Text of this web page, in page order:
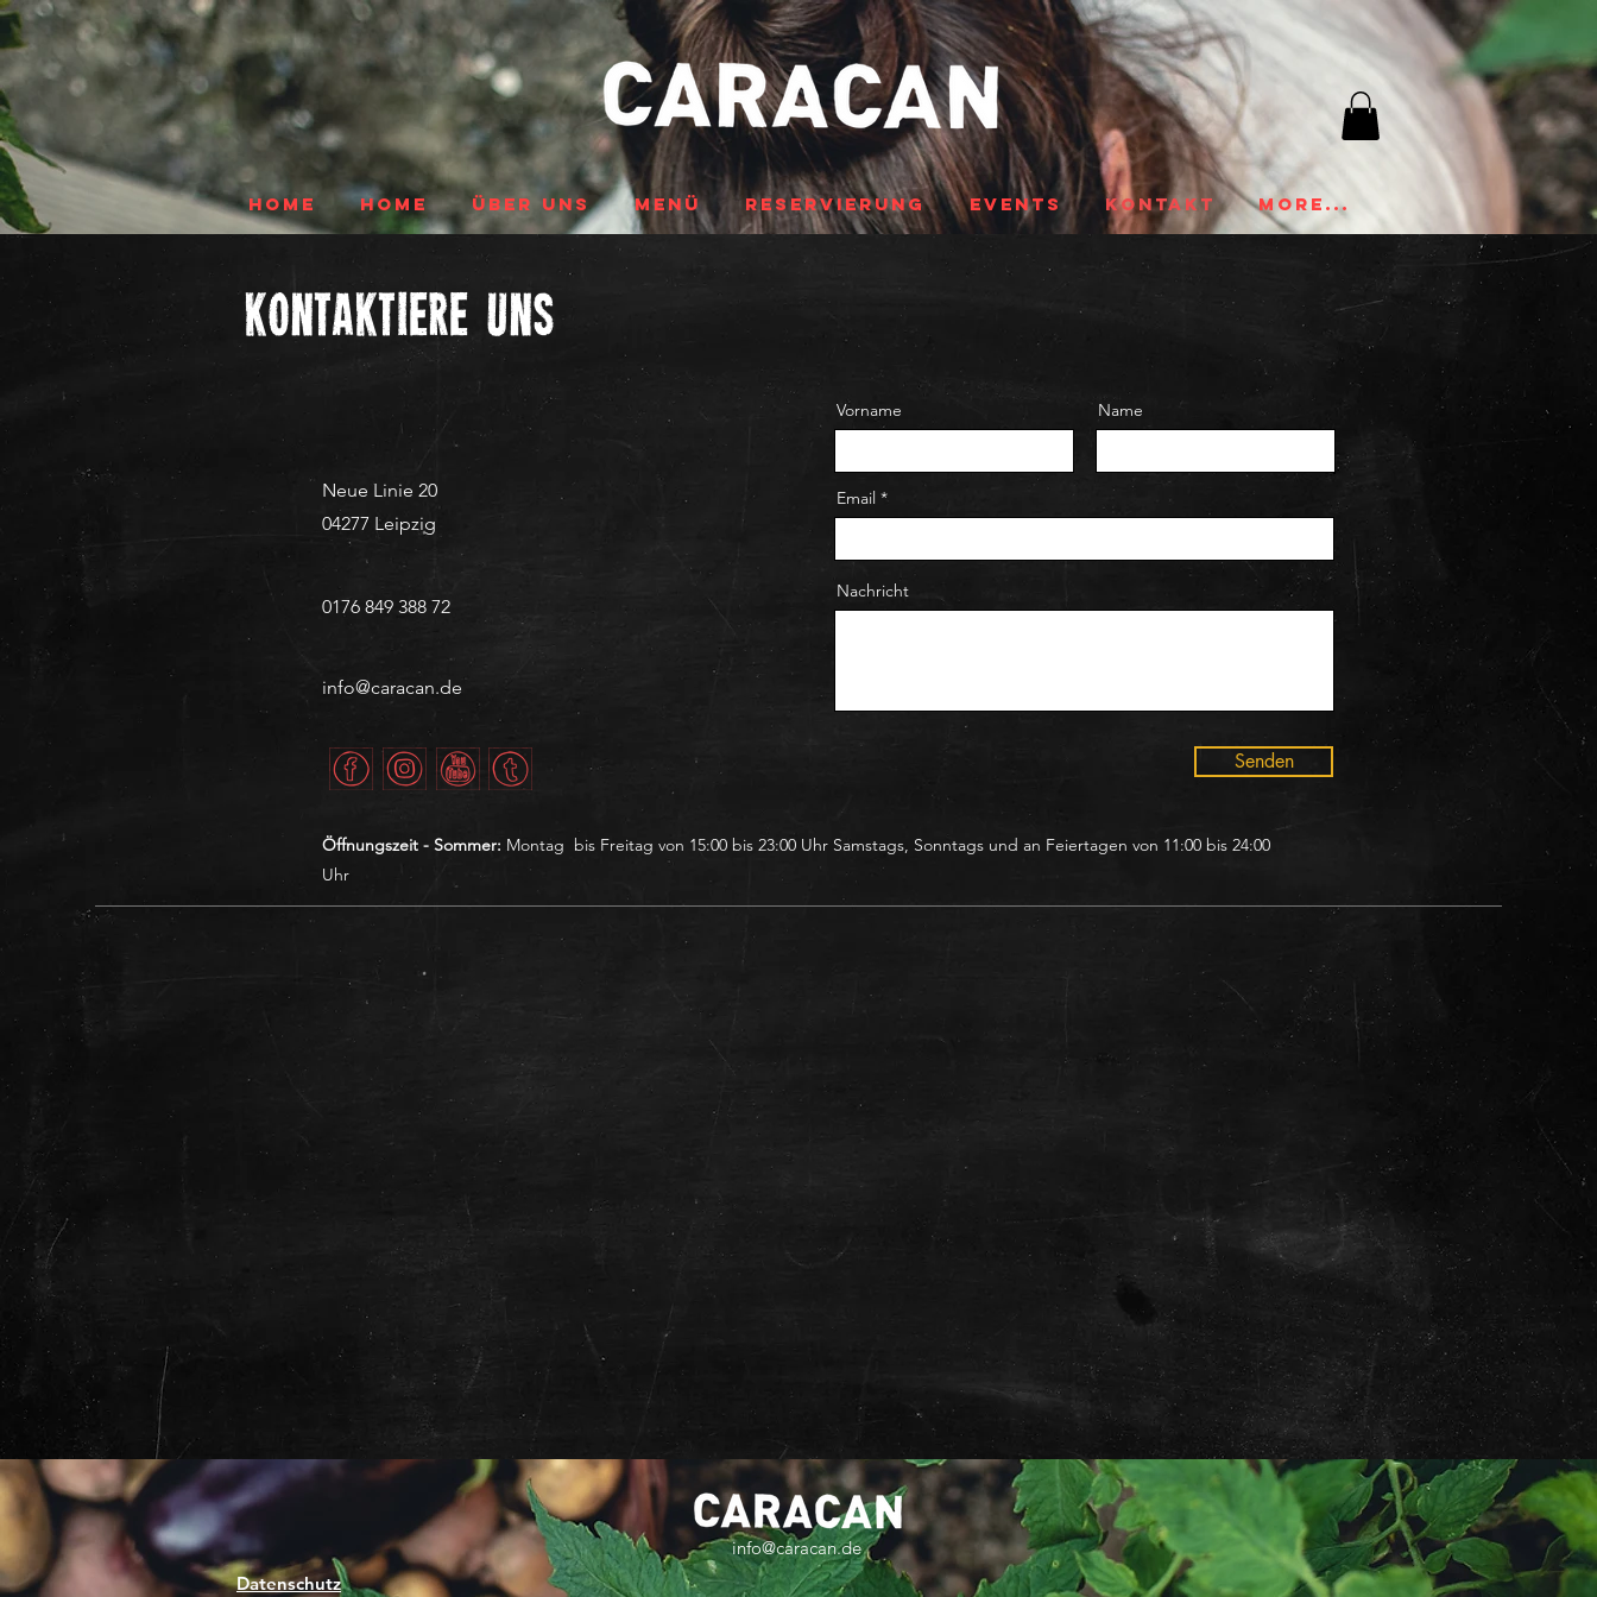
HOME HOME ÜBER UNS MENÜ RESERVIERUNG EVENTS KONTAKT More...
Kontaktiere uns
Neue Linie 20
04277 Leipzig
0176 849 388 72
info@caracan.de
Vorname Name
Email
Nachricht
Senden
Öffnungszeit - Sommer: Montag bis Freitag von 15:00 bis 23:00 Uhr Samstags, Sonntags und an Feiertagen von 11:00 bis 24:00
Uhr
Datenschutz
info@caracan.de